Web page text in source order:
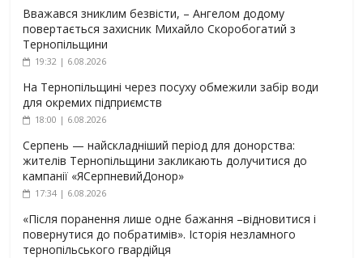
Вважався зниклим безвісти, – Ангелом додому
повертається захисник Михайло Скоробогатий з
Тернопільщини
19:32 | 6.08.2026
На Тернопільщині через посуху обмежили забір води
для окремих підприємств
18:00 | 6.08.2026
Серпень — найскладніший період для донорства:
жителів Тернопільщини закликають долучитися до
кампанії «ЯСерпневийДонор»
17:34 | 6.08.2026
«Після поранення лише одне бажання –відновитися і
повернутися до побратимів». Історія незламного
тернопільського гвардійця